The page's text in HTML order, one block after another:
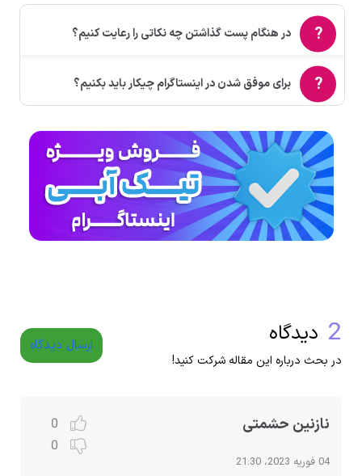
در هنگام پست گذاشتن چه نکاتی را رعایت کنیم؟
برای موفق شدن در اینستاگرام چیکار باید بکنیم؟
2 دیدگاه
در بحث درباره این مقاله شرکت کنید!
ارسال دیدگاه
0
0
نازنین حشمتی
04 فوریه 2023، 21:30